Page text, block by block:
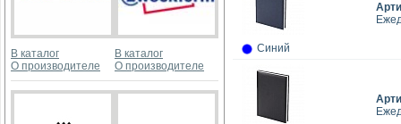
В каталог
О производителе
В каталог
О производителе
Синий